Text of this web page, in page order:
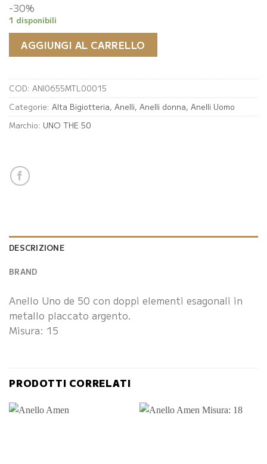
era:
€69.00.
è:
€48.00.
-30%
1 disponibili
AGGIUNGI AL CARRELLO
COD: ANI0655MTL00015
Categorie: Alta Bigiotteria, Anelli, Anelli donna, Anelli Uomo
Marchio: UNO THE 50
DESCRIZIONE
BRAND
Anello Uno de 50 con doppi elementi esagonali in
metallo placcato argento.
Misura: 15
PRODOTTI CORRELATI